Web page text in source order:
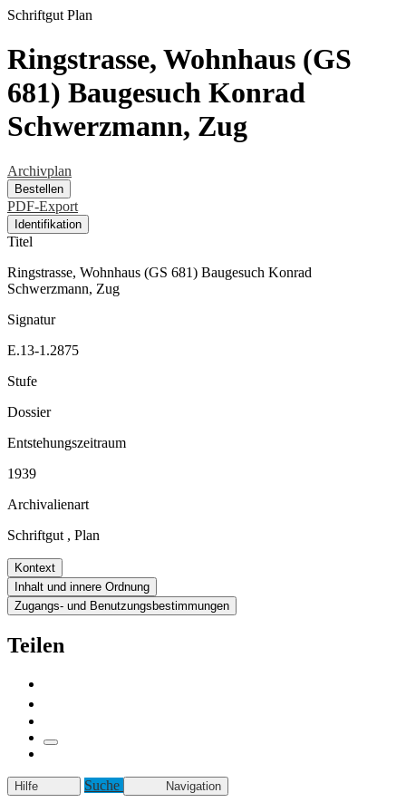
Schriftgut Plan
Ringstrasse, Wohnhaus (GS
681) Baugesuch Konrad
Schwerzmann, Zug
Archivplan
Bestellen
PDF-Export
Identifikation
Titel
Ringstrasse, Wohnhaus (GS 681) Baugesuch Konrad
Schwerzmann, Zug
Signatur
E.13-1.2875
Stufe
Dossier
Entstehungszeitraum
1939
Archivalienart
Schriftgut , Plan
Kontext
Inhalt und innere Ordnung
Zugangs- und Benutzungsbestimmungen
Teilen
Hilfe Suche Navigation